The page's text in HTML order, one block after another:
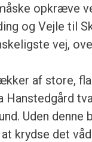
opkræve
og Vejle til
vej,
af store,
Hanstedgård
Uden
krydse det